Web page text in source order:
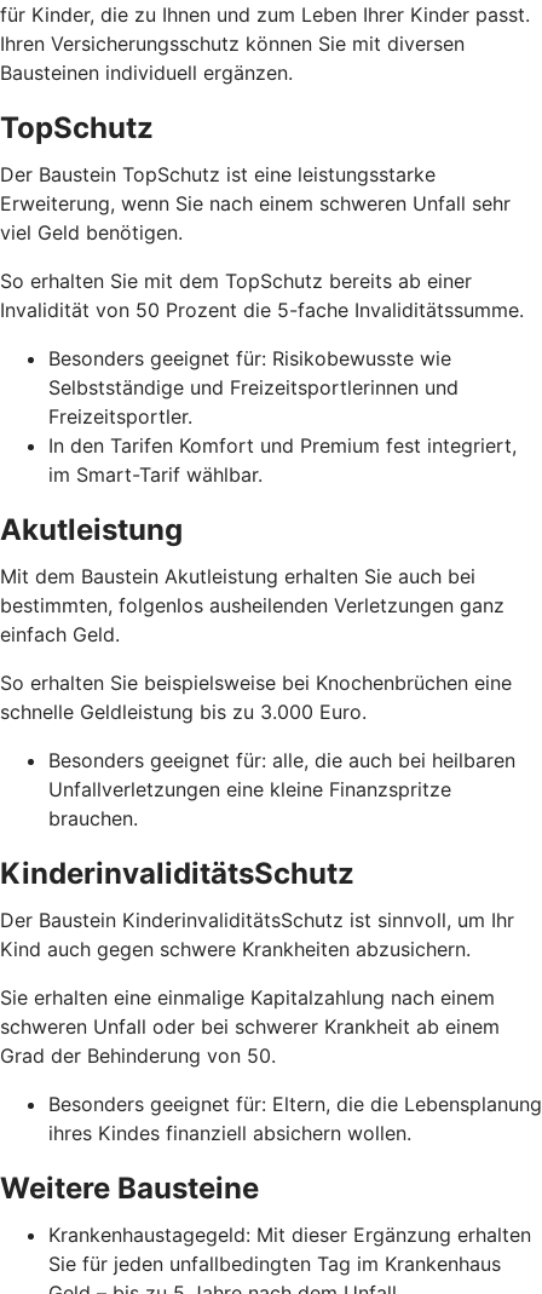
für Kinder, die zu Ihnen und zum Leben Ihrer Kinder passt.
Ihren Versicherungsschutz können Sie mit diversen
Bausteinen individuell ergänzen.
TopSchutz
Der Baustein TopSchutz ist eine leistungsstarke
Erweiterung, wenn Sie nach einem schweren Unfall sehr
viel Geld benötigen.
So erhalten Sie mit dem TopSchutz bereits ab einer
Invalidität von 50 Prozent die 5-fache Invaliditätssumme.
Besonders geeignet für: Risikobewusste wie
Selbstständige und Freizeitsportlerinnen und
Freizeitsportler.
In den Tarifen Komfort und Premium fest integriert,
im Smart-Tarif wählbar.
Akutleistung
Mit dem Baustein Akutleistung erhalten Sie auch bei
bestimmten, folgenlos ausheilenden Verletzungen ganz
einfach Geld.
So erhalten Sie beispielsweise bei Knochenbrüchen eine
schnelle Geldleistung bis zu 3.000 Euro.
Besonders geeignet für: alle, die auch bei heilbaren
Unfallverletzungen eine kleine Finanzspritze
brauchen.
KinderinvaliditätsSchutz
Der Baustein KinderinvaliditätsSchutz ist sinnvoll, um Ihr
Kind auch gegen schwere Krankheiten abzusichern.
Sie erhalten eine einmalige Kapitalzahlung nach einem
schweren Unfall oder bei schwerer Krankheit ab einem
Grad der Behinderung von 50.
Besonders geeignet für: Eltern, die die Lebensplanung
ihres Kindes finanziell absichern wollen.
Weitere Bausteine
Krankenhaustagegeld: Mit dieser Ergänzung erhalten
Sie für jeden unfallbedingten Tag im Krankenhaus